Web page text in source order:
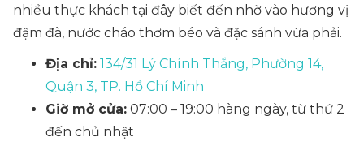
nhiều thực khách tại đây biết đến nhờ vào hương vị
đậm đà, nước cháo thơm béo và đặc sánh vừa phải.
Địa chỉ: 134/31 Lý Chính Thắng, Phường 14,
Quận 3, TP. Hồ Chí Minh
Giờ mở cửa: 07:00 – 19:00 hàng ngày, từ thứ 2
đến chủ nhật